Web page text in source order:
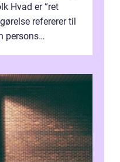
Hvad er “ret
refererer til
persons